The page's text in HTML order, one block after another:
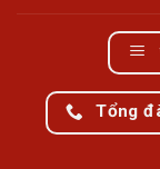
Tổng